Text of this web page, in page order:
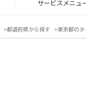
サービスメニュ
都道府県から探す 東京都の